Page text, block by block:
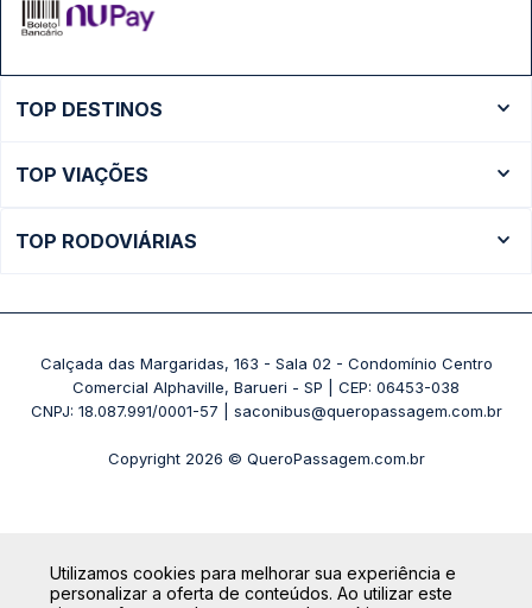
TOP DESTINOS
Ônibus São Paulo
TOP VIAÇÕES
Passagens Pássaro Marron
+ Viações
TOP RODOVIÁRIAS
Rodoviária Belo Horizonte - Gov. Israel Pinheiro (Tergip)
Rodoviária Curitiba
+ Rodoviárias
Calçada das Margaridas, 163 - Sala 02 - Condomínio Centro
Comercial Alphaville, Barueri - SP | CEP: 06453-038
CNPJ: 18.087.991/0001-57 | saconibus@queropassagem.com.br
Copyright 2026 © QueroPassagem.com.br
Utilizamos cookies para melhorar sua experiência e
personalizar a oferta de conteúdos. Ao utilizar este